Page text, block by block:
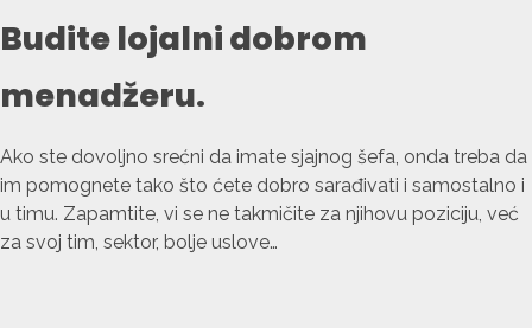
Budite lojalni dobrom
menadžeru.
Ako ste dovoljno srećni da imate sjajnog šefa, onda treba da
im pomognete tako što ćete dobro sarađivati i samostalno i
u timu. Zapamtite, vi se ne takmičite za njihovu poziciju, već
za svoj tim, sektor, bolje uslove…